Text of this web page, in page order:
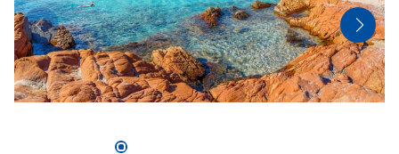
Bus anmieten
Kataloge
Kontakt